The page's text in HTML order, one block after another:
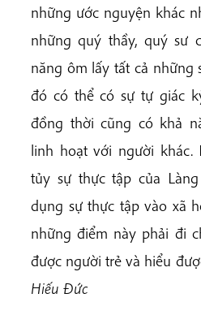
những ước nguyện khác
những quý thầy, quý sư
năng ôm lấy tất cả những
đó có thể có sự tự giác
đồng thời cũng có khả
linh hoạt với người khác.
tủy sự thực tập của
dụng sự thực tập vào xã
những điểm này phải đi
được người trẻ và hiểu
Hiếu Đức